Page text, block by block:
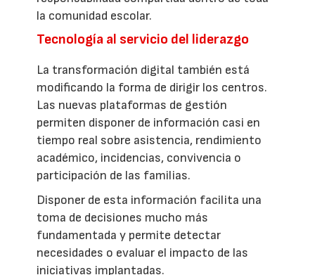
la comunidad escolar.
Tecnología al servicio del liderazgo
La transformación digital también está
modificando la forma de dirigir los centros.
Las nuevas plataformas de gestión
permiten disponer de información casi en
tiempo real sobre asistencia, rendimiento
académico, incidencias, convivencia o
participación de las familias.
Disponer de esta información facilita una
toma de decisiones mucho más
fundamentada y permite detectar
necesidades o evaluar el impacto de las
iniciativas implantadas.